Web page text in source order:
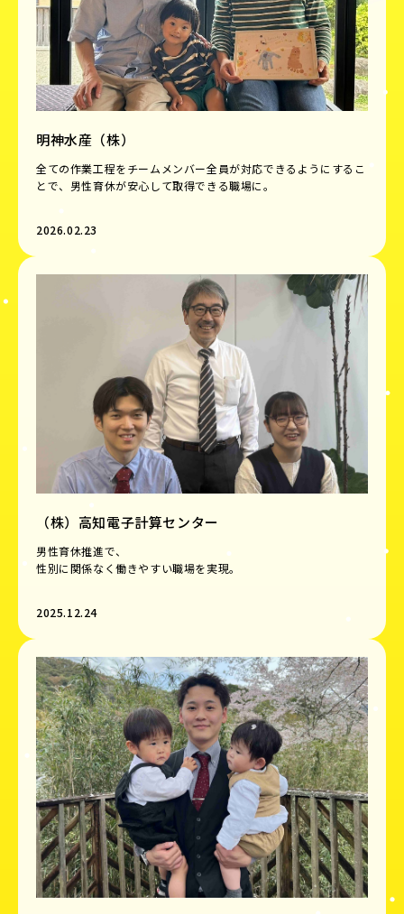
明神水産（株）
全ての作業工程をチームメンバー全員が対応できるようにするこ
とで、男性育休が安心して取得できる職場に。
2026.02.23
（株）高知電子計算センター
男性育休推進で、
性別に関係なく働きやすい職場を実現。
2025.12.24